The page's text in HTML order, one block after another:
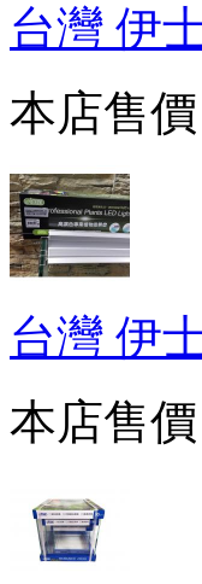
台灣 伊
本店售價
台灣 伊
本店售價